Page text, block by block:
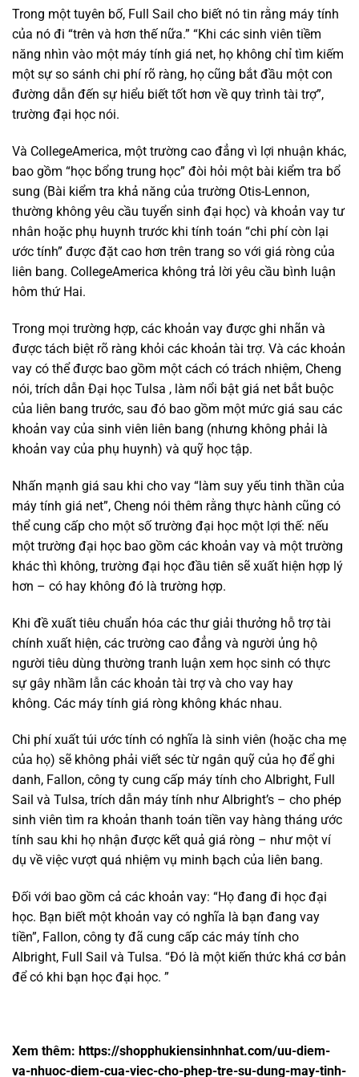
Trong một tuyên bố, Full Sail cho biết nó tin rằng máy tính
của nó đi “trên và hơn thế nữa.” “Khi các sinh viên tiềm
năng nhìn vào một máy tính giá net, họ không chỉ tìm kiếm
một sự so sánh chi phí rõ ràng, họ cũng bắt đầu một con
đường dẫn đến sự hiểu biết tốt hơn về quy trình tài trợ”,
trường đại học nói.
Và CollegeAmerica, một trường cao đẳng vì lợi nhuận khác,
bao gồm “học bổng trung học” đòi hỏi một bài kiểm tra bổ
sung (Bài kiểm tra khả năng của trường Otis-Lennon,
thường không yêu cầu tuyển sinh đại học) và khoản vay tư
nhân hoặc phụ huynh trước khi tính toán “chi phí còn lại
ước tính” được đặt cao hơn trên trang so với giá ròng của
liên bang. CollegeAmerica không trả lời yêu cầu bình luận
hôm thứ Hai.
Trong mọi trường hợp, các khoản vay được ghi nhãn và
được tách biệt rõ ràng khỏi các khoản tài trợ. Và các khoản
vay có thể được bao gồm một cách có trách nhiệm, Cheng
nói, trích dẫn Đại học Tulsa , làm nổi bật giá net bắt buộc
của liên bang trước, sau đó bao gồm một mức giá sau các
khoản vay của sinh viên liên bang (nhưng không phải là
khoản vay của phụ huynh) và quỹ học tập.
Nhấn mạnh giá sau khi cho vay “làm suy yếu tinh thần của
máy tính giá net”, Cheng nói thêm rằng thực hành cũng có
thể cung cấp cho một số trường đại học một lợi thế: nếu
một trường đại học bao gồm các khoản vay và một trường
khác thì không, trường đại học đầu tiên sẽ xuất hiện hợp lý
hơn – có hay không đó là trường hợp.
Khi đề xuất tiêu chuẩn hóa các thư giải thưởng hỗ trợ tài
chính xuất hiện, các trường cao đẳng và người ủng hộ
người tiêu dùng thường tranh luận xem học sinh có thực
sự gây nhầm lẫn các khoản tài trợ và cho vay hay
không. Các máy tính giá ròng không khác nhau.
Chi phí xuất túi ước tính có nghĩa là sinh viên (hoặc cha mẹ
của họ) sẽ không phải viết séc từ ngân quỹ của họ để ghi
danh, Fallon, công ty cung cấp máy tính cho Albright, Full
Sail và Tulsa, trích dẫn máy tính như Albright’s – cho phép
sinh viên tìm ra khoản thanh toán tiền vay hàng tháng ước
tính sau khi họ nhận được kết quả giá ròng – như một ví
dụ về việc vượt quá nhiệm vụ minh bạch của liên bang.
Đối với bao gồm cả các khoản vay: “Họ đang đi học đại
học. Bạn biết một khoản vay có nghĩa là bạn đang vay
tiền”, Fallon, công ty đã cung cấp các máy tính cho
Albright, Full Sail và Tulsa. “Đó là một kiến ​​thức khá cơ bản
để có khi bạn học đại học. ”
Xem thêm: https://shopphukiensinhnhat.com/uu-diem-
va-nhuoc-diem-cua-viec-cho-phep-tre-su-dung-may-tinh-